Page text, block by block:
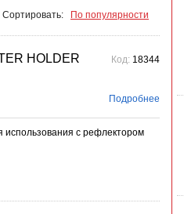
Сортировать: По популярности
HOLDER
Код: 18344
Подробнее
использования с рефлектором